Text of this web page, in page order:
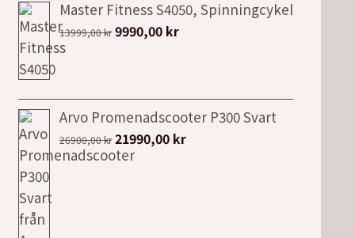
Master Fitness S4050, Spinningcykel
13999,00kr Det
var:
13999,00 kr.
9990,00 krDet
är:
9990,00 kr.
Arvo Promenadscooter P300 Svart
26900,00kr Det
ursprungliga
21990,00 krDet